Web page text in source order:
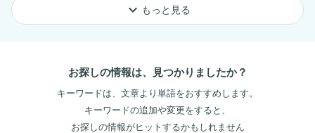
keyboard_arrow_down もっと見る
お探しの情報は、見つかりましたか？
キーワードは、文章より単語をおすすめします。
キーワードの追加や変更をすると、
お探しの情報がヒットするかもしれません